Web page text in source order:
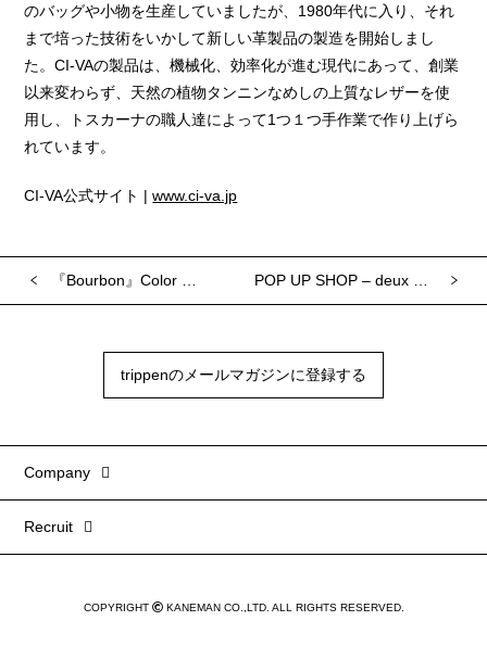
のバッグや小物を生産していましたが、1980年代に入り、それ
まで培った技術をいかして新しい革製品の製造を開始しまし
た。CI-VAの製品は、機械化、効率化が進む現代にあって、創業
以来変わらず、天然の植物タンニンなめしの上質なレザーを使
用し、トスカーナの職人達によって1つ１つ手作業で作り上げら
れています。
CI-VA公式サイト |www.ci-va.jp
『Bourbon』Color Order
trippenのメールマガジンに登録する
Company
Recruit
COPYRIGHT KANEMAN CO.,LTD. ALL RIGHTS RESERVED.